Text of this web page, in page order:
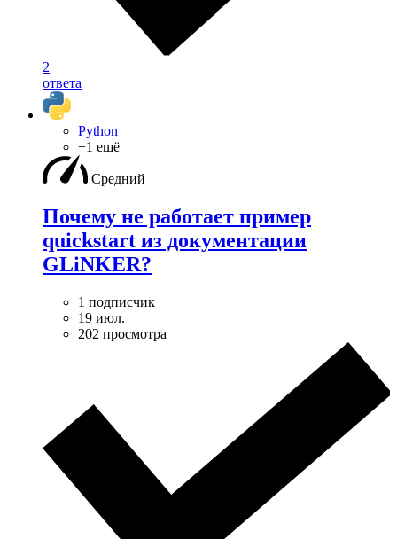
2
ответа
Python
+1 ещё
Средний
Почему не работает пример
quickstart из документации
GLiNKER?
1 подписчик
19 июл.
202 просмотра